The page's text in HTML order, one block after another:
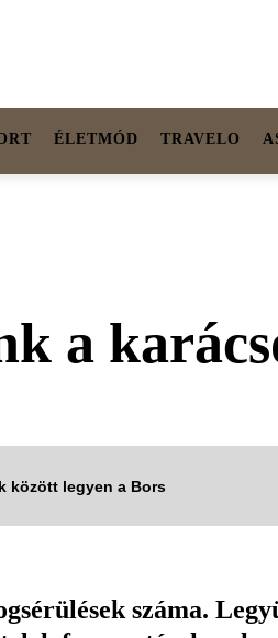
ÉLETMÓD TRAVELO
a
között legyen a Bors
száma.